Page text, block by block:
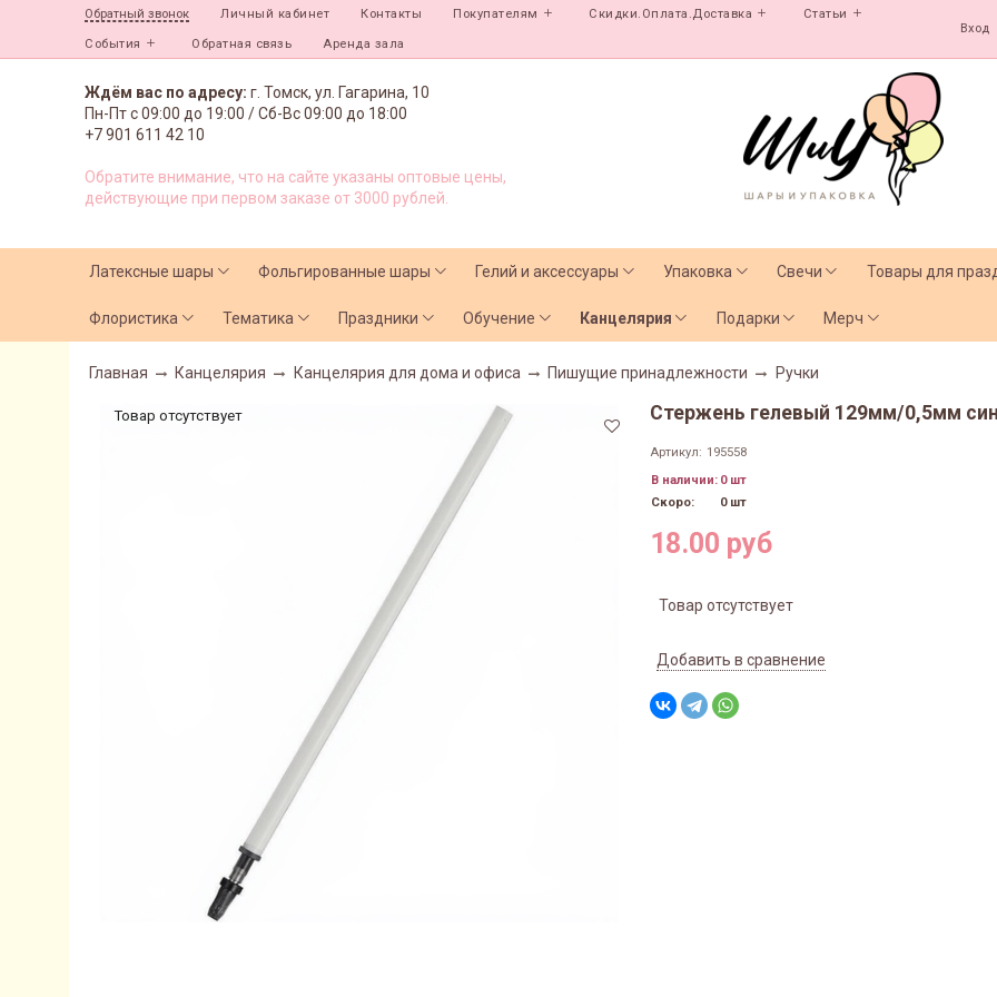
Обратный звонок Личный кабинет Контакты Покупателям Скидки.Оплата.Доставка Статьи
События Обратная связь Аренда зала
Вход
Ждём вас по адресу: г. Томск, ул. Гагарина, 10
Пн-Пт с09:00 до 19:00 /Сб-Вс 09:00 до 18:00
+7 901 611 42 10
Обратите внимание, что на сайте указаны оптовые цены,
действующие при первом заказе от 3000 рублей.
Латексные шары Фольгированные шары Гелий и аксессуары Упаковка Свечи Товары для
Флористика Тематика Праздники Обучение Канцелярия Подарки Мерч
Главная Канцелярия Канцелярия для дома и офиса Пишущие принадлежности Ручки
Товар отсутствует Стержень гелевый 129мм/0,5мм
Артикул: 195558
В наличии: 0 шт
Скоро:
0 шт
18.00 руб
Товар отсутствует
Добавить в сравнение